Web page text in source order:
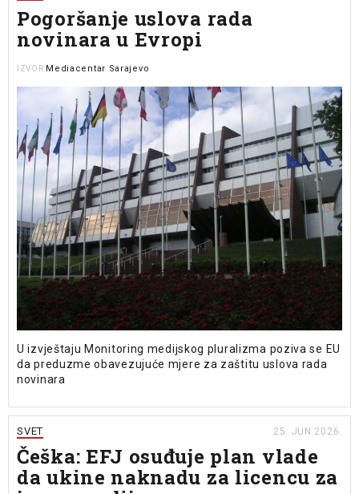
Pogoršanje uslova rada
novinara u Evropi
IZVOR Mediacentar Sarajevo
U izvještaju Monitoring medijskog pluralizma poziva se EU
da preduzme obavezujuće mjere za zaštitu uslova rada
novinara
SVET 25. JUN 2026.
Češka: EFJ osuđuje plan vlade
da ukine naknadu za licencu za